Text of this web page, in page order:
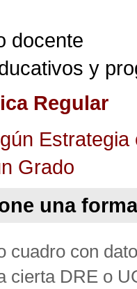
docente
y
Regular
Grado
una
cuadro con
cierta DRE o